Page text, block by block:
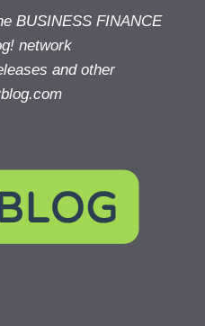
BUSINESS FINANCE
network
and other